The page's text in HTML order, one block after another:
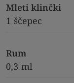
Mleti klinčki
1 ščepec
Rum
0,3 ml